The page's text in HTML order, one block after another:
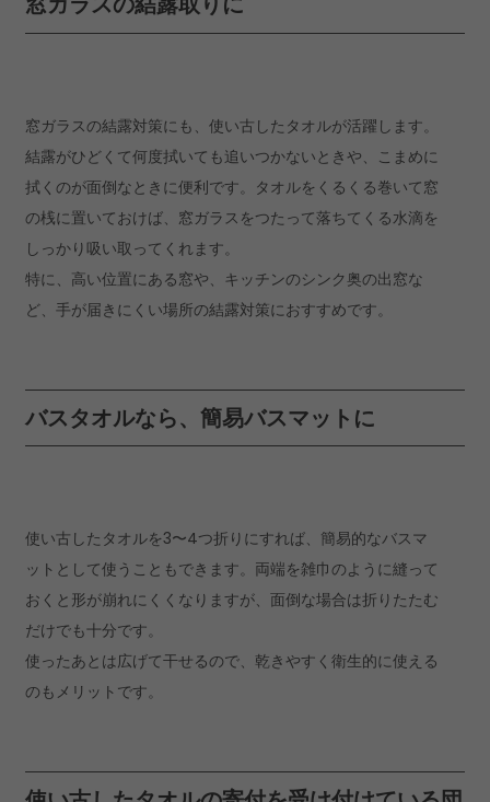
窓ガラスの結露対策にも、使い古したタオルが活躍します。
結露がひどくて何度拭いても追いつかないときや、こまめに
拭くのが面倒なときに便利です。タオルをくるくる巻いて窓
の桟に置いておけば、窓ガラスをつたって落ちてくる水滴を
しっかり吸い取ってくれます。
特に、高い位置にある窓や、キッチンのシンク奥の出窓な
ど、手が届きにくい場所の結露対策におすすめです。
バスタオルなら、簡易バスマットに
使い古したタオルを3〜4つ折りにすれば、簡易的なバスマ
ットとして使うこともできます。両端を雑巾のように縫って
おくと形が崩れにくくなりますが、面倒な場合は折りたたむ
だけでも十分です。
使ったあとは広げて干せるので、乾きやすく衛生的に使える
のもメリットです。